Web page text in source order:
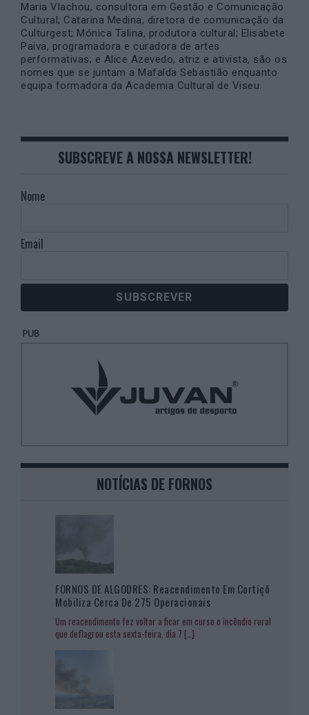
Maria Vlachou, consultora em Gestão e Comunicação
Cultural; Catarina Medina, diretora de comunicação da
Culturgest; Mónica Talina, produtora cultural; Elisabete
Paiva, programadora e curadora de artes
performativas; e Alice Azevedo, atriz e ativista, são os
nomes que se juntam a Mafalda Sebastião enquanto
equipa formadora da Academia Cultural de Viseu.
SUBSCREVE A NOSSA NEWSLETTER!
Nome
Email
NOTÍCIAS DE FORNOS
FORNOS DE ALGODRES: Reacendimento Em Cortiçô
Mobiliza Cerca De 275 Operacionais
Um reacendimento fez voltar a ficar em curso o incêndio rural
que deflagrou esta sexta-feira, dia 7 […]